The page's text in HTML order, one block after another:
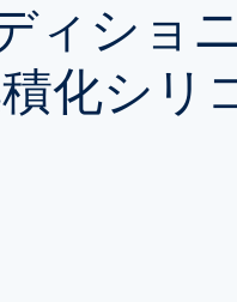
ィショ
化シリ